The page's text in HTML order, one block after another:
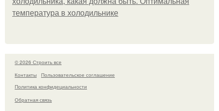
температура в холодильнике
© 2026 Строить все
Контакты
Пользовательское соглашение
Политика конфидециальности
Обратная связь